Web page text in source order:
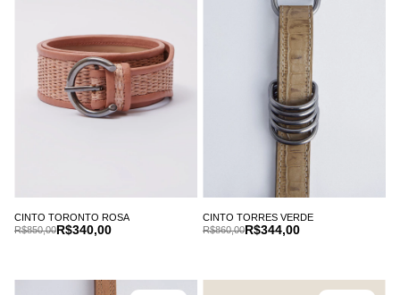
CINTO TORONTO ROSA
R$340,00
R$850,00
CINTO TORRES VERDE
R$344,00
R$860,00